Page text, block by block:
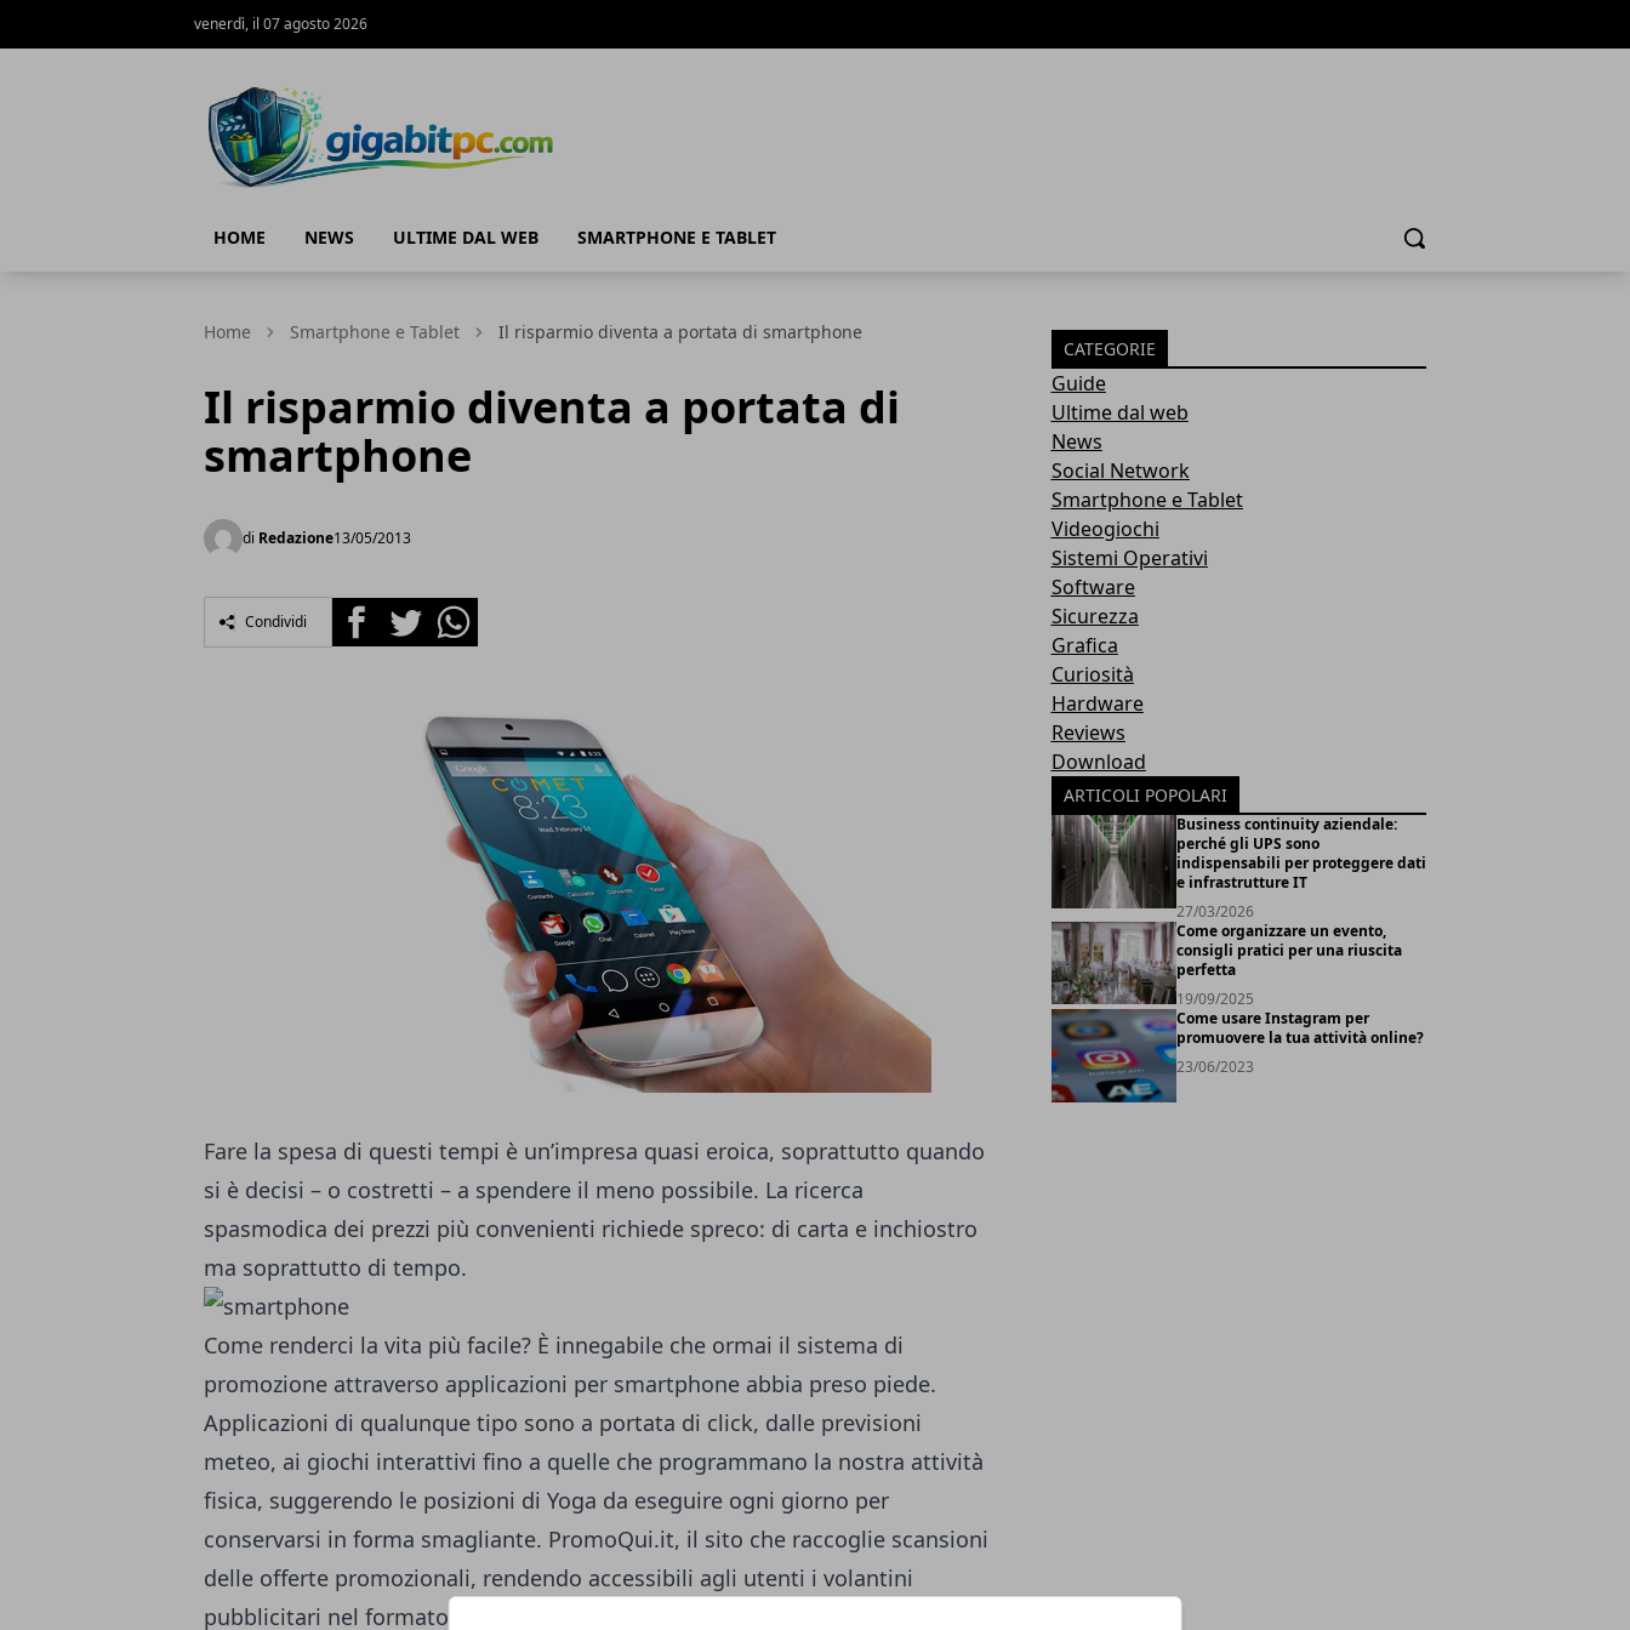
venerdì, il 07 agosto 2026
HOME NEWS ULTIME DAL WEB SMARTPHONE E TABLET Cerca
Home Smartphone e Tablet Il risparmio diventa a portata di smartphone
Il risparmio diventa a portata di
smartphone
di Redazione13/05/2013
Condividi FacebookTwitterWhatsapp
Fare la spesa di questi tempi è un’impresa quasi eroica, soprattutto quando
si è decisi – o costretti – a spendere il meno possibile. La ricerca
spasmodica dei prezzi più convenienti richiede spreco: di carta e inchiostro
ma soprattutto di tempo.
Come renderci la vita più facile? È innegabile che ormai il sistema di
promozione attraverso applicazioni per smartphone abbia preso piede.
Applicazioni di qualunque tipo sono a portata di click, dalle previsioni
meteo, ai giochi interattivi fino a quelle che programmano la nostra attività
fisica, suggerendo le posizioni di Yoga da eseguire ogni giorno per
conservarsi in forma smagliante. PromoQui.it, il sito che raccoglie scansioni
delle offerte promozionali, rendendo accessibili agli utenti i volantini
pubblicitari nel formato più versatile in assoluto, quello digitale, propone
CATEGORIE
Guide
Ultime dal web
News
Social Network
Smartphone e Tablet
Videogiochi
Sistemi Operativi
Software
Sicurezza
Grafica
Curiosità
Hardware
Reviews
Download
ARTICOLI POPOLARI
Business continuity aziendale:
perché gli UPS sono
indispensabili per proteggere dati
e infrastrutture IT
27/03/2026
Come organizzare un evento,
consigli pratici per una riuscita
perfetta
19/09/2025
Come usare Instagram per
promuovere la tua attività online?
23/06/2023